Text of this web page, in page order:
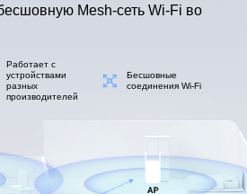
Mesh-сеть Wi-Fi во
Работает с
устройствами
разных
производителей
Бесшовные
соединения Wi-Fi